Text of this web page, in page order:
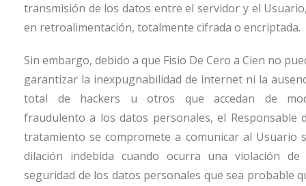
transmisión de los datos entre el servidor y el
en retroalimentación, totalmente cifrada o encriptada.
Sin embargo, debido a que Fisio De Cero a Cien no
garantizar la inexpugnabilidad de internet ni la
total de hackers u otros que accedan de
fraudulento a los datos personales, el Responsable
tratamiento se compromete a comunicar al Usuario
dilación indebida cuando ocurra una violación de
seguridad de los datos personales que sea probable